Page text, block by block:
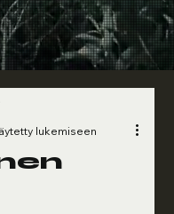
lukemiseen